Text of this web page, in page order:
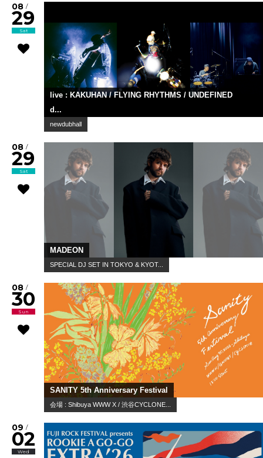
08 /
29
Sat
live : KAKUHAN / FLYING RHYTHMS / UNDEFINED
d...
newdubhall
08 /
29
Sat
MADEON
SPECIAL DJ SET IN TOKYO & KYOT...
08 /
30
Sun
SANITY 5th Anniversary Festival
会場 : Shibuya WWW X / 渋谷CYCLONE...
09 /
02
Wed